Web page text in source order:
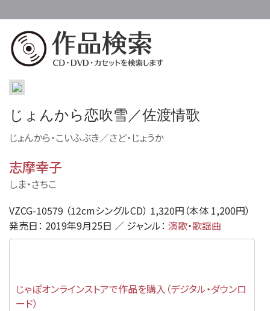
じょんから恋吹雪／佐渡情歌
じょんから・こいふぶき／さど・じょうか
志摩幸子
しま・さちこ
VZCG-10579 （12cmシングルCD） 1,320円（本体 1,200円）
発売日： 2019年9月25日 ／ ジャンル： 演歌・歌謡曲
じゃぽオンラインストアで作品を購入（デジタル・ダウンロ
ード）